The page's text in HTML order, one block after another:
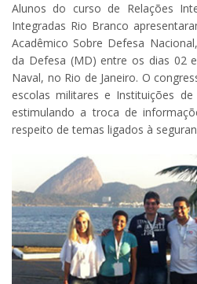
Alunos do curso de Relações
Integradas Rio Branco
Acadêmico Sobre Defesa
da Defesa (MD) entre os dias 02
Naval, no Rio de Janeiro. O
escolas militares e Instituições de
estimulando a troca de
respeito de temas ligados à